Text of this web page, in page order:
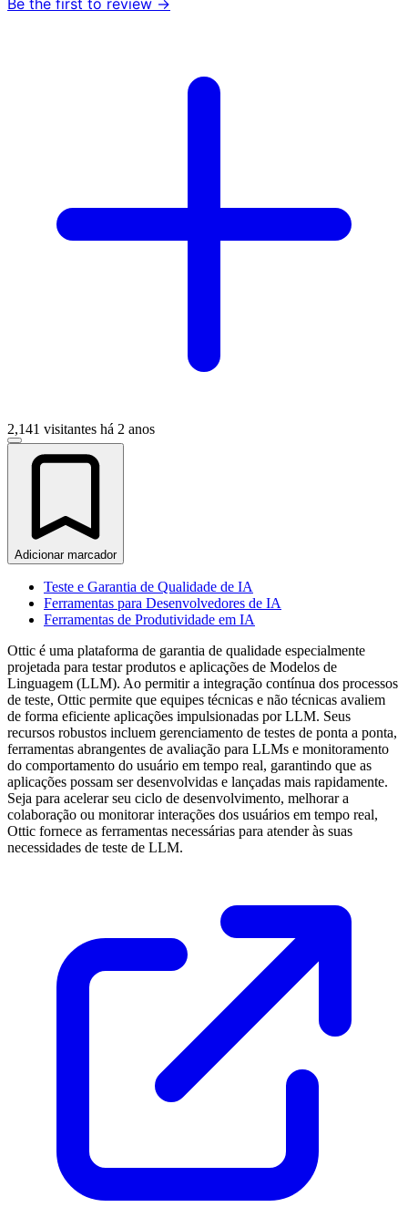
Be the first to review →
2,141 visitantes há 2 anos
Adicionar marcador
Teste e Garantia de Qualidade de IA
Ferramentas para Desenvolvedores de IA
Ferramentas de Produtividade em IA
Ottic é uma plataforma de garantia de qualidade especialmente
projetada para testar produtos e aplicações de Modelos de
Linguagem (LLM). Ao permitir a integração contínua dos processos
de teste, Ottic permite que equipes técnicas e não técnicas avaliem
de forma eficiente aplicações impulsionadas por LLM. Seus
recursos robustos incluem gerenciamento de testes de ponta a ponta,
ferramentas abrangentes de avaliação para LLMs e monitoramento
do comportamento do usuário em tempo real, garantindo que as
aplicações possam ser desenvolvidas e lançadas mais rapidamente.
Seja para acelerar seu ciclo de desenvolvimento, melhorar a
colaboração ou monitorar interações dos usuários em tempo real,
Ottic fornece as ferramentas necessárias para atender às suas
necessidades de teste de LLM.